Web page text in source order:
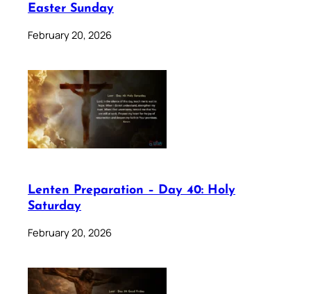
Easter Sunday
February 20, 2026
Lenten Preparation – Day 40: Holy
Saturday
February 20, 2026